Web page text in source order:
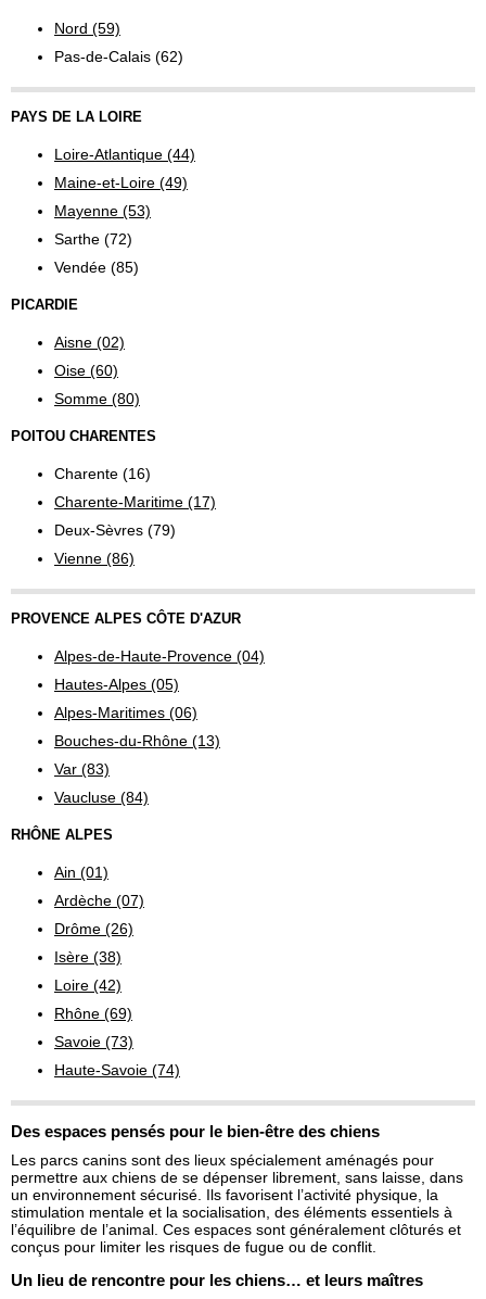
Nord (59)
Pas-de-Calais (62)
PAYS DE LA LOIRE
Loire-Atlantique (44)
Maine-et-Loire (49)
Mayenne (53)
Sarthe (72)
Vendée (85)
PICARDIE
Aisne (02)
Oise (60)
Somme (80)
POITOU CHARENTES
Charente (16)
Charente-Maritime (17)
Deux-Sèvres (79)
Vienne (86)
PROVENCE ALPES CÔTE D'AZUR
Alpes-de-Haute-Provence (04)
Hautes-Alpes (05)
Alpes-Maritimes (06)
Bouches-du-Rhône (13)
Var (83)
Vaucluse (84)
RHÔNE ALPES
Ain (01)
Ardèche (07)
Drôme (26)
Isère (38)
Loire (42)
Rhône (69)
Savoie (73)
Haute-Savoie (74)
Des espaces pensés pour le bien-être des chiens
Les parcs canins sont des lieux spécialement aménagés pour
permettre aux chiens de se dépenser librement, sans laisse, dans
un environnement sécurisé. Ils favorisent l’activité physique, la
stimulation mentale et la socialisation, des éléments essentiels à
l’équilibre de l’animal. Ces espaces sont généralement clôturés et
conçus pour limiter les risques de fugue ou de conflit.
Un lieu de rencontre pour les chiens… et leurs maîtres